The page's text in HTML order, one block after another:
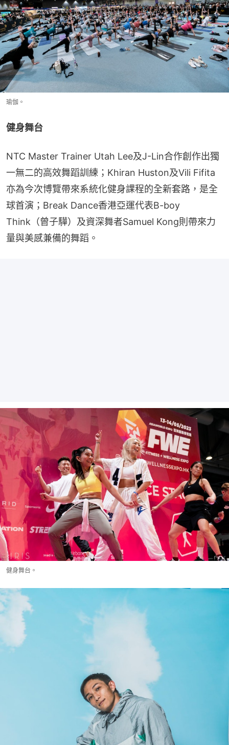
瑜伽。
健身舞台
NTC Master Trainer Utah Lee及J-Lin合作創作出獨
一無二的高效舞蹈訓練；Khiran Huston及Vili Fifita
亦為今次博覽帶來系統化健身課程的全新套路，是全
球首演；Break Dance香港亞運代表B-boy
Think（曾子驊）及資深舞者Samuel Kong則帶來力
量與美感兼備的舞蹈。
健身舞台。